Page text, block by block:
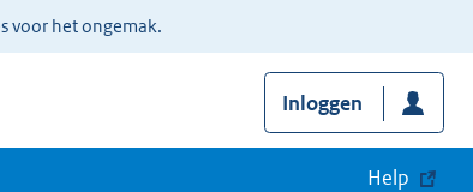
voor het ongemak.
Inloggen
Help